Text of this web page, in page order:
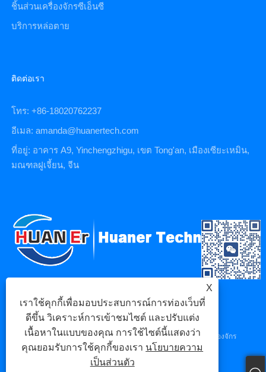
ชิ้นส่วนเครื่องจักรซีเอ็นซี
บริการหล่อตาย
ติดต่อเรา
โทร: +86-18020762237
อีเมล: amanda@huanertech.com
ที่อยู่: อาคาร A9, Yinchengzhigu, เขต Tong'an, เมืองเซียะเหมิน,
มณฑลฝูเจี้ยน, จีน
ลิขสิทธิ์ © 2023 Xiamen Huaner Technology Co., Ltd - ชิ้นส่วนเครื่องจักร
CNC, ชิ้นส่วนเครื่องจักรกล CNC, ชิ้นส่วนหล่อตาย - สงวนลิขสิทธิ์
X
เราใช้คุกกี้เพื่อมอบประสบการณ์การท่องเว็บที่
ดีขึ้น วิเคราะห์การเข้าชมไซต์ และปรับแต่ง
เนื้อหาในแบบของคุณ การใช้ไซต์นี้แสดงว่า
คุณยอมรับการใช้คุกกี้ของเรา นโยบายความ
เป็นส่วนตัว